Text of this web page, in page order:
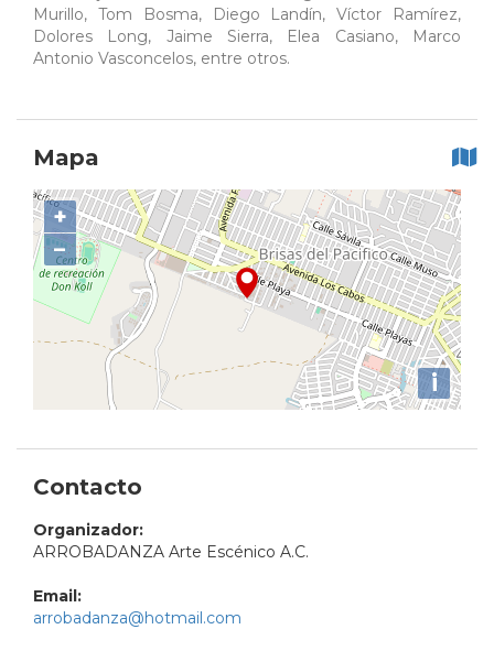
Murillo, Tom Bosma, Diego Landín, Víctor Ramírez,
Dolores Long, Jaime Sierra, Elea Casiano, Marco
Antonio Vasconcelos, entre otros.
Mapa
+
−
i
Contacto
Organizador:
ARROBADANZA Arte Escénico A.C.
Email:
arrobadanza@hotmail.com